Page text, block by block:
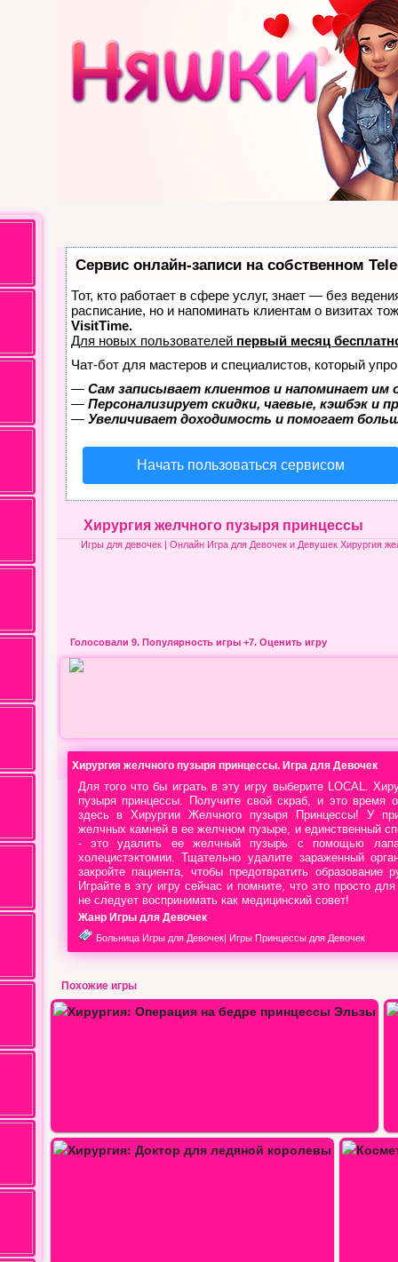
Сервис онлайн-записи на собственном
Тот, кто работает в сфере услуг, знает — без
расписание, но и напоминать клиентам о визитах
VisitTime.
Для новых пользователей первый месяц
Чат-бот для мастеров и специалистов, который
— Сам записывает клиентов и напоминает им
— Персонализирует скидки, чаевые, кэшбэк и
— Увеличивает доходимость и помогает
Начать пользоваться сервисом
Хирургия желчного пузыря принцессы
Игры для девочек| Онлайн Игра для Девочек и Девушек Хирургия
Голосовали 9. Популярность игры +7. Оценить игру
Хирургия желчного пузыря принцессы. Игра для Девочек
Для того что бы играть в эту игру выберите LOCAL.
пузыря принцессы. Получите свой скраб, и это время
здесь в Хирургии Желчного пузыря Принцессы! У
желчных камней в ее желчном пузыре, и единственный
- это удалить ее желчный пузырь с помощью
холецистэктомии. Тщательно удалите зараженный
закройте пациента, чтобы предотвратить образование
Играйте в эту игру сейчас и помните, что это просто
не следует воспринимать как медицинский совет!
Жанр Игры для Девочек
Больница Игры для Девочек| Игры Принцессы для Девочек
Похожие игры
Хирургия шунтирования сердца
Косметическая хирургия двойного